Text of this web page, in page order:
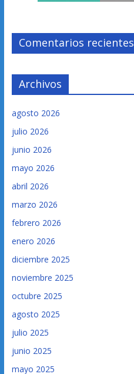
Comentarios recientes
Archivos
agosto 2026
julio 2026
junio 2026
mayo 2026
abril 2026
marzo 2026
febrero 2026
enero 2026
diciembre 2025
noviembre 2025
octubre 2025
agosto 2025
julio 2025
junio 2025
mayo 2025